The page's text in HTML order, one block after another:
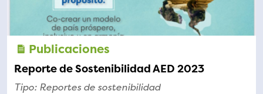
Publicaciones
Reporte de Sostenibilidad AED 2023
Tipo: Reportes de sostenibilidad